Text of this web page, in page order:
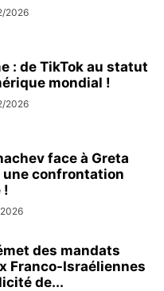
2026
: de TikTok au statut
mondial !
2026
face à Greta
une confrontation
!
des mandats
Franco-Israéliennes
de...